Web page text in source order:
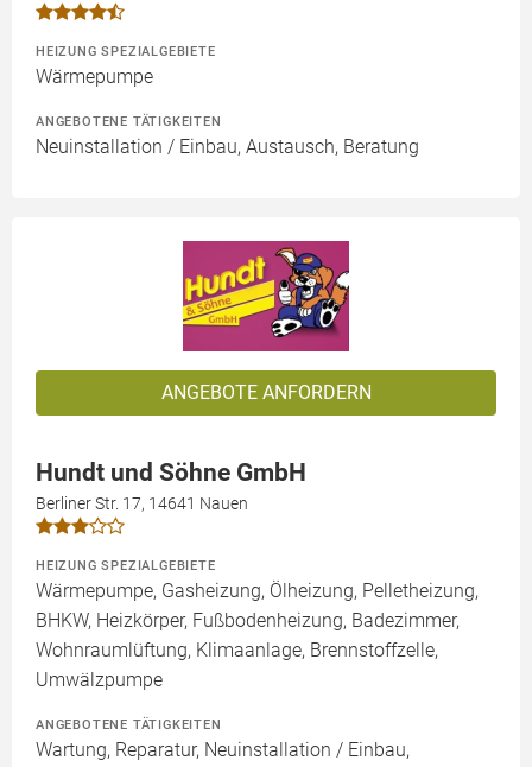
HEIZUNG SPEZIALGEBIETE
Wärmepumpe
ANGEBOTENE TÄTIGKEITEN
Neuinstallation / Einbau, Austausch, Beratung
ANGEBOTE ANFORDERN
Hundt und Söhne GmbH
Berliner Str. 17, 14641 Nauen
HEIZUNG SPEZIALGEBIETE
Wärmepumpe, Gasheizung, Ölheizung, Pelletheizung,
BHKW, Heizkörper, Fußbodenheizung, Badezimmer,
Wohnraumlüftung, Klimaanlage, Brennstoffzelle,
Umwälzpumpe
ANGEBOTENE TÄTIGKEITEN
Wartung, Reparatur, Neuinstallation / Einbau,